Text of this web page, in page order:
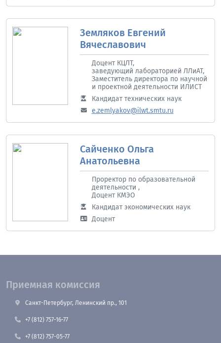
Земляков Евгений
Вячеславович
Доцент КЦЛТ,
заведующий лабораторией ЛЛиАТ,
Заместитель директора по научной
и проектной деятельности ИЛИСТ
Кандидат технических наук
e.zemlyakov@ilwt.smtu.ru
Сайченко Ольга
Анатольевна
Проректор по образовательной
деятельности ,
Доцент КМЭО
Кандидат экономических наук
Доцент
Приемная комиссия
Санкт-Петербург, Ленинский пр., 101
+7 (812) 757-16-77
+7 (812) 757-05-77